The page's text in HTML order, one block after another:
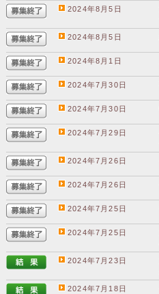
2024年8月5日
2024年8月5日
2024年8月1日
2024年7月30日
2024年7月30日
2024年7月29日
2024年7月26日
2024年7月26日
2024年7月25日
2024年7月25日
2024年7月23日
2024年7月18日